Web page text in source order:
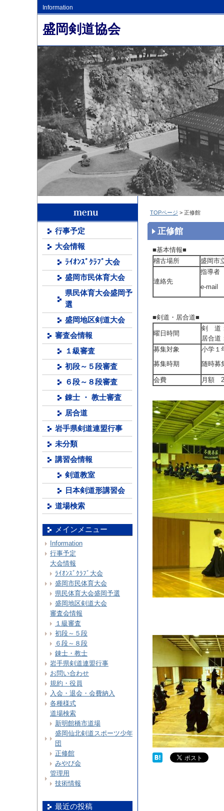
Information
盛岡剣道協会
TOPページ > 正修館
正修館
■基本情報■
稽古場所
盛岡市
連絡先
指導
e-mail
■剣道・居合道■
曜日時間
剣 道
居合
募集対象
募集時期
小学１
随時募
会費 月額
行事予定
大会情報
ﾗｲｵﾝｽﾞｸﾗﾌﾞ大会
盛岡市民体育大会
県民体育大会盛岡予
選
盛岡地区剣道大会
審査会情報
１級審査
初段～５段審査
６段～８段審査
錬士 ・ 教士審査
居合道
岩手県剣道連盟行事
未分類
講習会情報
剣道教室
日本剣道形講習会
道場検索
メインメニュー
Information
行事予定
大会情報
ﾗｲｵﾝｽﾞｸﾗﾌﾞ大会
盛岡市民体育大会
県民体育大会盛岡予選
盛岡地区剣道大会
審査会情報
１級審査
初段～５段
６段～８段
錬士・教士
岩手県剣道連盟行事
お問い合わせ
規約・役員
入会・退会・会費納入
各種様式
道場検索
新明館橋市道場
盛岡仙北剣道スポーツ少年
団
正修館
みやび会
管理用
技術情報
最近の投稿